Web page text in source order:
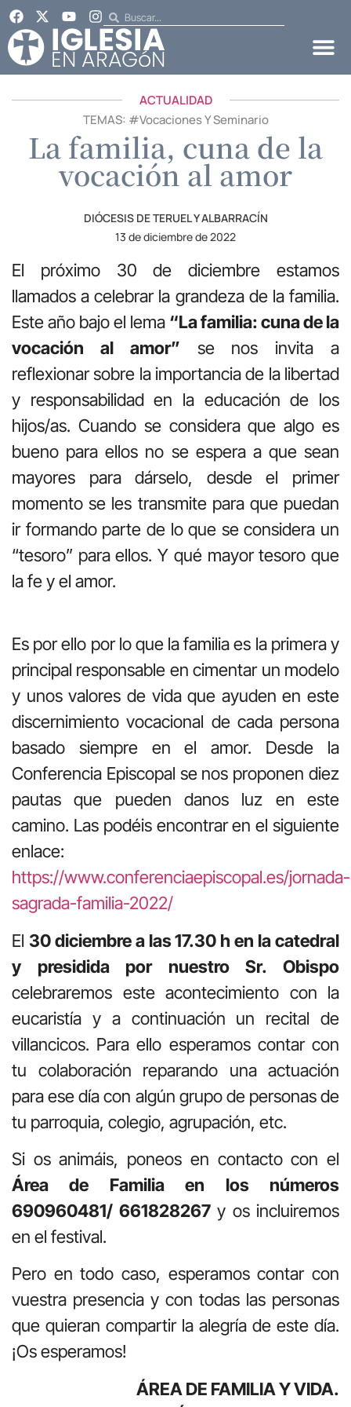
ACTUALIDAD
TEMAS: #Vocaciones Y Seminario
La familia, cuna de la
vocación al amor
DIÓCESIS DE TERUEL Y ALBARRACÍN
13 de diciembre de 2022
El próximo 30 de diciembre estamos
llamados a celebrar la grandeza de la familia.
Este año bajo el lema “La familia: cuna de la
vocación al amor” se nos invita a
reflexionar sobre la importancia de la libertad
y responsabilidad en la educación de los
hijos/as. Cuando se considera que algo es
bueno para ellos no se espera a que sean
mayores para dárselo, desde el primer
momento se les transmite para que puedan
ir formando parte de lo que se considera un
“tesoro” para ellos. Y qué mayor tesoro que
la fe y el amor.
Es por ello por lo que la familia es la primera y
principal responsable en cimentar un modelo
y unos valores de vida que ayuden en este
discernimiento vocacional de cada persona
basado siempre en el amor. Desde la
Conferencia Episcopal se nos proponen diez
pautas que pueden danos luz en este
camino. Las podéis encontrar en el siguiente
enlace:
https://www.conferenciaepiscopal.es/jornada-
sagrada-familia-2022/
El 30 diciembre a las 17.30 h en la catedral
y presidida por nuestro Sr. Obispo
celebraremos este acontecimiento con la
eucaristía y a continuación un recital de
villancicos. Para ello esperamos contar con
tu colaboración reparando una actuación
para ese día con algún grupo de personas de
tu parroquia, colegio, agrupación, etc.
Si os animáis, poneos en contacto con el
Área de Familia en los números
690960481/ 661828267y os incluiremos
en el festival.
Pero en todo caso, esperamos contar con
vuestra presencia y con todas las personas
que quieran compartir la alegría de este día.
¡Os esperamos!
ÁREA DE FAMILIA Y VIDA.